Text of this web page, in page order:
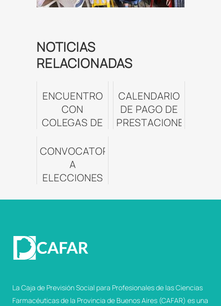
NOTICIAS
RELACIONADAS
ENCUENTRO
CON
COLEGAS DE
ENSENADA
CALENDARIO
DE PAGO DE
PRESTACIONES
CONVOCATORIA
A
ELECCIONES
La Caja de Previsión Social para Profesionales de las Ciencias
Farmacéuticas de la Provincia de Buenos Aires (CAFAR) es una